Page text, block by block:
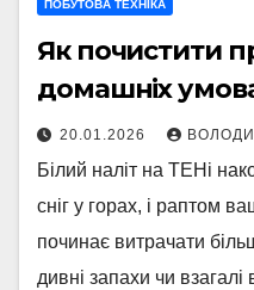
ПОБУТОВА ТЕХНІКА
Як почистити
домашніх
20.01.2026
Білий наліт на ТЕНі
сніг у горах, і раптом
починає витрачати
дивні запахи чи взагалі